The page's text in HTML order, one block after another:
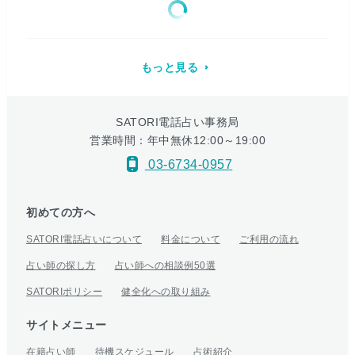
もっと見る
SATORI電話占い事務局
営業時間：年中無休12:00～19:00
03-6734-0957
初めての方へ
SATORI電話占いについて 料金について ご利用の流れ
占い師の探し方 占い師への相談例50選
SATORIポリシー 健全化への取り組み
サイトメニュー
在籍占い師 待機スケジュール 占術紹介